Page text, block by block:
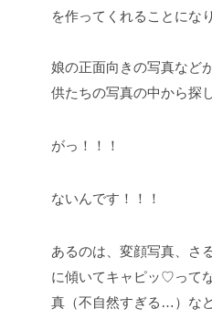
を作ってくれることにな
娘の正面向きの写真など
供たちの写真の中から探
がっ！！！
ないんです！！！
あるのは、変顔写真、さ
に傾いてキャピッ♡って
真（不自然すぎる…）など